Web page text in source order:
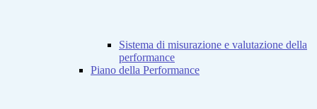
Sistema di misurazione e valutazione della
performance
Piano della Performance